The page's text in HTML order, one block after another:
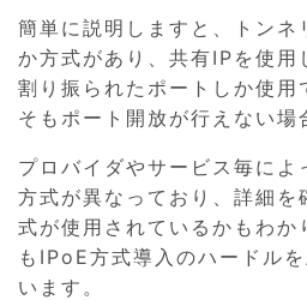
簡単に説明しますと、トンネ
か方式があり、共有IPを使用
割り振られたポートしか使用
そもポート開放が行えない場
プロバイダやサービス毎によ
方式が異なっており、詳細を
式が使用されているかもわか
もIPoE方式導入のハードル
います。